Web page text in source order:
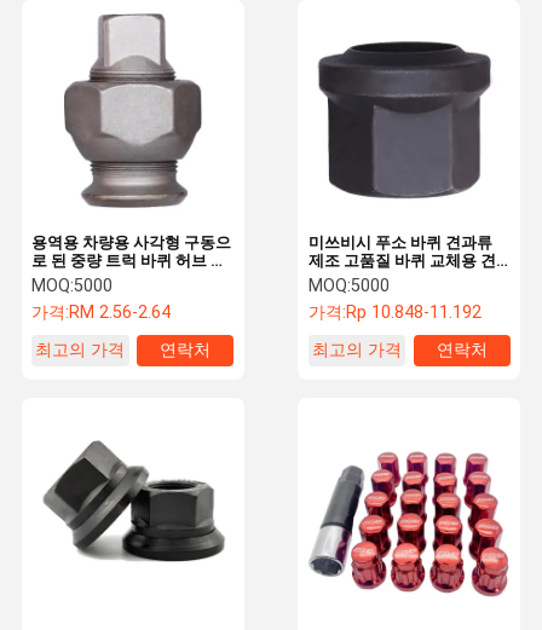
미쓰비시 푸소 바퀴 견과류
제조 고품질 바퀴 교체용 견
과류 및 볼트 부품
MOQ:5000
가격:Rp 10.848-11.192
최고의 가격
연락처
용역용 차량용 사각형 구동으
로 된 중량 트럭 바퀴 허브 견
과류
MOQ:5000
가격:RM 2.56-2.64
최고의 가격
연락처